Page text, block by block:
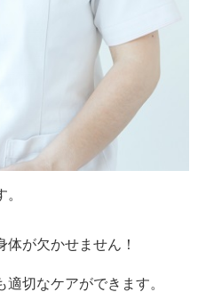
体が欠かせません！
切なケアができます。